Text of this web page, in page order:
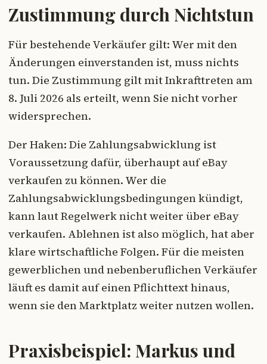
Zustimmung durch Nichtstun
Für bestehende Verkäufer gilt: Wer mit den
Änderungen einverstanden ist, muss nichts
tun. Die Zustimmung gilt mit Inkrafttreten am
8. Juli 2026 als erteilt, wenn Sie nicht vorher
widersprechen.
Der Haken: Die Zahlungsabwicklung ist
Voraussetzung dafür, überhaupt auf eBay
verkaufen zu können. Wer die
Zahlungsabwicklungsbedingungen kündigt,
kann laut Regelwerk nicht weiter über eBay
verkaufen. Ablehnen ist also möglich, hat aber
klare wirtschaftliche Folgen. Für die meisten
gewerblichen und nebenberuflichen Verkäufer
läuft es damit auf einen Pflichttext hinaus,
wenn sie den Marktplatz weiter nutzen wollen.
Praxisbeispiel: Markus und